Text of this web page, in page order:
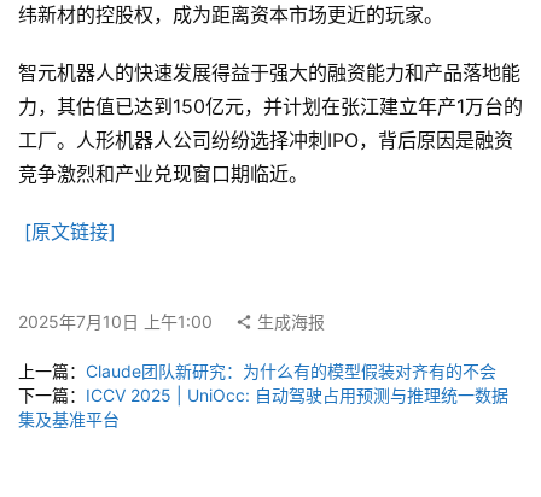
源
库
实
工
客
文
章
纬新材的控股权，成为距离资本市场更近的玩家。
智元机器人的快速发展得益于强大的融资能力和产品落地能
力，其估值已达到150亿元，并计划在张江建立年产1万台的
工厂。人形机器人公司纷纷选择冲刺IPO，背后原因是融资
竞争激烈和产业兑现窗口期临近。
[原文链接]
2025年7月10日 上午1:00 生成海报
上一篇： Claude团队新研究：为什么有的模型假装对齐有的不会
下一篇： ICCV 2025 | UniOcc: 自动驾驶占用预测与推理统一数据
集及基准平台